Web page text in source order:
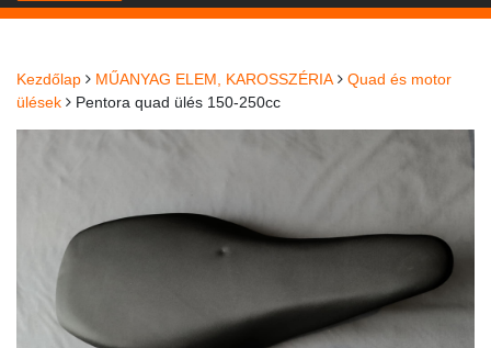
Kezdőlap MŰANYAG ELEM, KAROSSZÉRIA
Quad és motor
ülések
Pentora quad ülés 150-250cc